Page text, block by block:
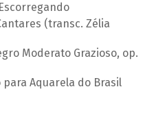
(transc. Zélia
Moderato Grazioso, op.
para Aquarela do Brasil